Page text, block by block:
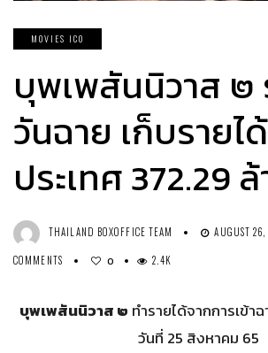
MOVIES ICO
บุพเพสันนิวาส ๒
วันฉาย เก็บรายไ
ประเทศ 372.29
THAILAND BOXOFFICE TEAM AUGUST
COMMENTS
0 2.4K
บุพเพสันนิวาส ๒ ทำรายได้จากการเข้
วันที่ 25 สิงหาคม 65